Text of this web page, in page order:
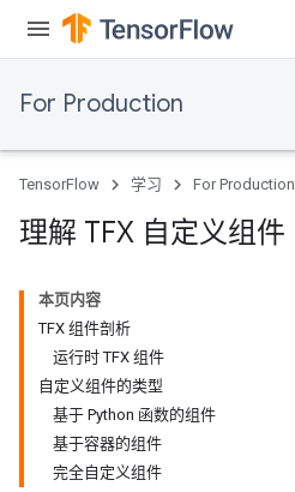
For Production
TensorFlow 学习 For Production
理解 TFX 自定义组件
本页内容
TFX 组件剖析
运行时 TFX 组件
自定义组件的类型
基于 Python 函数的组件
基于容器的组件
完全自定义组件